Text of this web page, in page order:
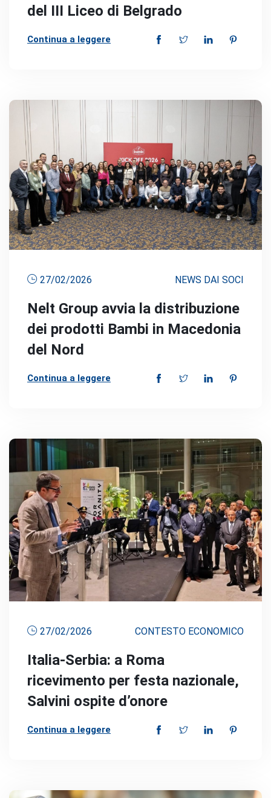
del III Liceo di Belgrado
Continua a leggere
27/02/2026 NEWS DAI SOCI
Nelt Group avvia la distribuzione
dei prodotti Bambi in Macedonia
del Nord
Continua a leggere
27/02/2026 CONTESTO ECONOMICO
Italia-Serbia: a Roma
ricevimento per festa nazionale,
Salvini ospite d’onore
Continua a leggere